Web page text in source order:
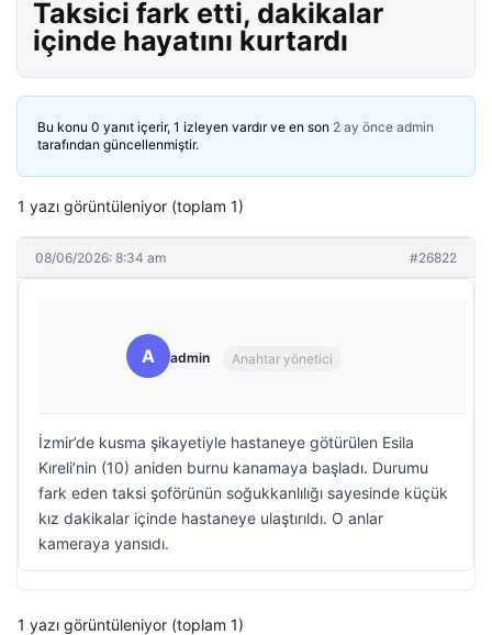
Taksici fark etti, dakikalar
içinde hayatını kurtardı
Bu konu 0 yanıt içerir, 1 izleyen vardır ve en son 2 ay önce admin
tarafından güncellenmiştir.
1 yazı görüntüleniyor (toplam 1)
08/06/2026: 8:34 am #26822
A admin Anahtar yönetici
İzmir’de kusma şikayetiyle hastaneye götürülen Esila
Kıreli’nin (10) aniden burnu kanamaya başladı. Durumu
fark eden taksi şoförünün soğukkanlılığı sayesinde küçük
kız dakikalar içinde hastaneye ulaştırıldı. O anlar
kameraya yansıdı.
1 yazı görüntüleniyor (toplam 1)